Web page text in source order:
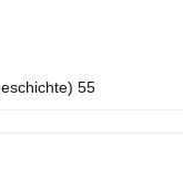
55